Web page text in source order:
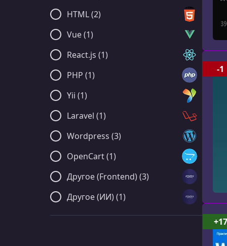
HTML (2)
Vue (1)
React.js (1)
PHP (1)
Yii (1)
Laravel (1)
Wordpress (3)
OpenCart (1)
Другое (Frontend) (3)
Другое (ИИ) (1)
-1
+17